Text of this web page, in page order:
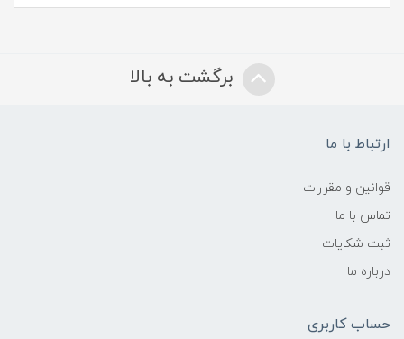
برگشت به بالا
ارتباط با ما
قوانین و مقررات
تماس با ما
ثبت شکایات
درباره ما
حساب کاربری